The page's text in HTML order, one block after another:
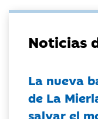
Noticias
La nueva
de La
salvar el